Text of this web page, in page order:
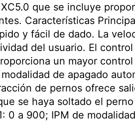
XC5.0 que se incluye
Características
y fácil de dado. La
del usuario. El
un mayor
de apagado
de pernos ofrece
se haya soltado el
0 a 900; IPM de